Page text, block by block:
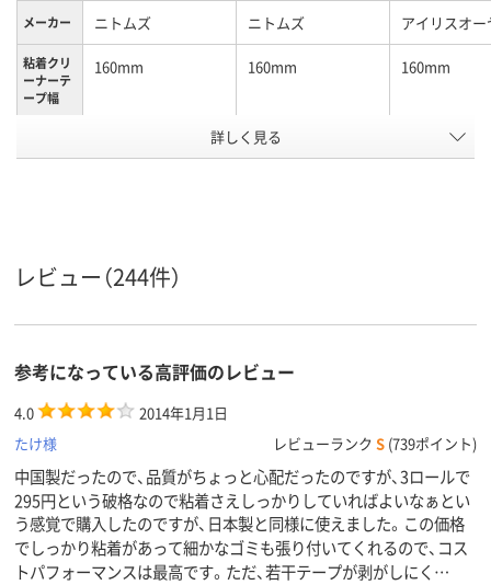
メーカー ニトムズ ニトムズ アイリスオー
粘着クリ
ーナーテ
ープ幅
160mm 160mm 160mm
ブルー系 ホワイト系
詳しく見る
レビュー（244件）
参考になっている高評価のレビュー
4.0
2014年1月1日
たけ様
レビューランク S (739ポイント)
中国製だったので、品質がちょっと心配だったのですが、3ロールで
295円という破格なので粘着さえしっかりしていればよいなぁとい
う感覚で購入したのですが、日本製と同様に使えました。この価格
でしっかり粘着があって細かなゴミも張り付いてくれるので、コス
トパフォーマンスは最高です。ただ、若干テープが剥がしにく…